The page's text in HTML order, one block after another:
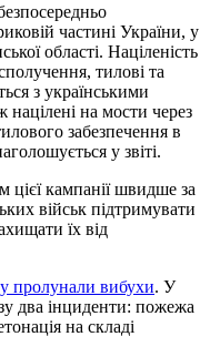
частині України, у
області. Націленість
тилові та
з українськими
націлені на мости через
забезпечення в
у звіті.
цієї кампанії швидше за
військ підтримувати
їх від
пролунали вибухи. У
два інциденти: пожежа
на складі